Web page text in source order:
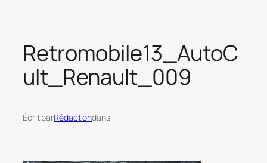
Retromobile13_AutoC
ult_Renault_009
Écrit parRédactiondans